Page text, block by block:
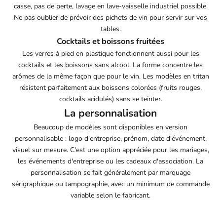
casse, pas de perte, lavage en lave-vaisselle industriel possible.
Ne pas oublier de prévoir des pichets de vin pour servir sur vos
tables.
Cocktails et boissons fruitées
Les verres à pied en plastique fonctionnent aussi pour les
cocktails et les boissons sans alcool. La forme concentre les
arômes de la même façon que pour le vin. Les modèles en tritan
résistent parfaitement aux boissons colorées (fruits rouges,
cocktails acidulés) sans se teinter.
La personnalisation
Beaucoup de modèles sont disponibles en version
personnalisable : logo d'entreprise, prénom, date d'événement,
visuel sur mesure. C'est une option appréciée pour les mariages,
les événements d'entreprise ou les cadeaux d'association. La
personnalisation se fait généralement par marquage
sérigraphique ou tampographie, avec un minimum de commande
variable selon le fabricant.